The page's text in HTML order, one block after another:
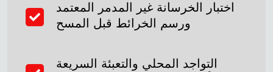
اختبار الخرسانة غير المدمر المعتمد
ورسم الخرائط قبل المسح
التواجد المحلي والتعبئة السريعة